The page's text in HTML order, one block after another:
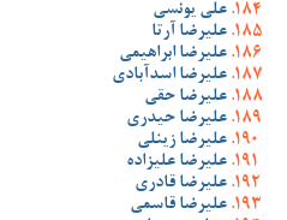
علی یونسی
علیرضا آرتا
علیرضا ابراهیمی
علیرضا اسدآبادی
علیرضا حقی
علیرضا حیدری
علیرضا زینلی
علیرضا علیزاده
علیرضا قادری
علیرضا قاسمی